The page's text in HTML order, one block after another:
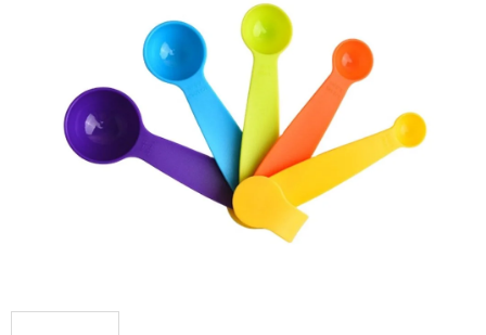
hviezdičiek.